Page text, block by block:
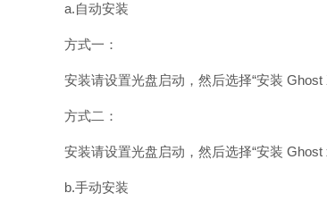
a.自动安装
方式一：
安装请设置光盘启动，然后选择“安装 Ghost
方式二：
安装请设置光盘启动，然后选择“安装
b.手动安装